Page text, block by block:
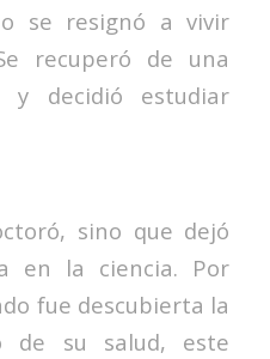
se resignó a vivir
recuperó de una
y decidió estudiar
sino que dejó
en la ciencia. Por
fue descubierta la
de su salud, este